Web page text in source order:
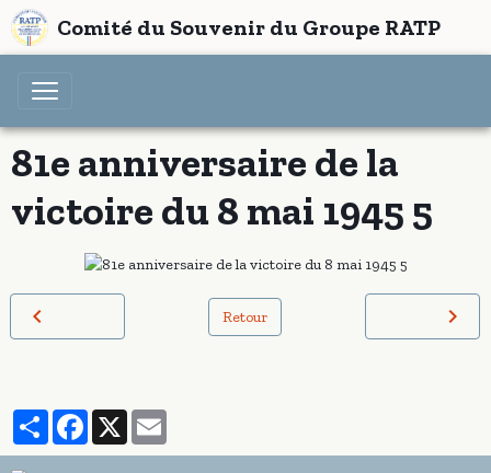
Comité du Souvenir du Groupe RATP
81e anniversaire de la
victoire du 8 mai 1945 5
Retour
PartagerFacebook
X